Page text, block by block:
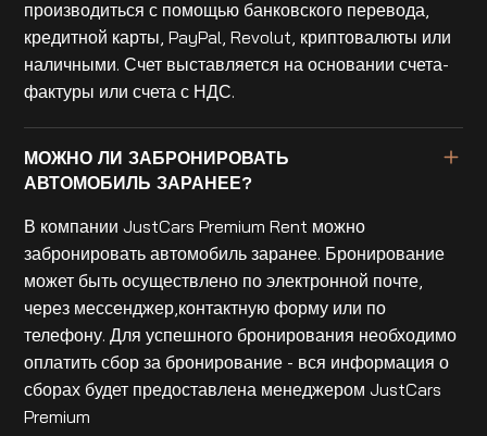
производиться с помощью банковского перевода,
кредитной карты, PayPal, Revolut, криптовалюты или
наличными. Счет выставляется на основании счета-
фактуры или счета с НДС.
МОЖНО ЛИ ЗАБРОНИРОВАТЬ
АВТОМОБИЛЬ ЗАРАНЕЕ?
В компании JustCars Premium Rent можно
забронировать автомобиль заранее. Бронирование
может быть осуществлено по электронной почте,
через мессенджер,контактную форму или по
телефону. Для успешного бронирования необходимо
оплатить сбор за бронирование - вся информация о
сборах будет предоставлена менеджером JustCars
Premium